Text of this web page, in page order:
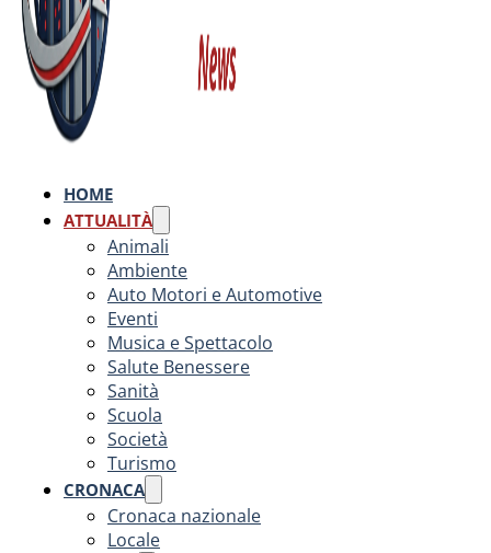
HOME
ATTUALITÀ
Animali
Ambiente
Auto Motori e Automotive
Eventi
Musica e Spettacolo
Salute Benessere
Sanità
Scuola
Società
Turismo
CRONACA
Cronaca nazionale
Locale